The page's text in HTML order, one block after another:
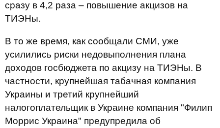
сразу в 4,2 раза – повышение акцизов на
ТИЭНы.
В то же время, как сообщали СМИ, уже
усилились риски недовыполнения плана
доходов госбюджета по акцизу на ТИЭНы. В
частности, крупнейшая табачная компания
Украины и третий крупнейший
налогоплательщик в Украине компания "Филип
Моррис Украина" предупредила об